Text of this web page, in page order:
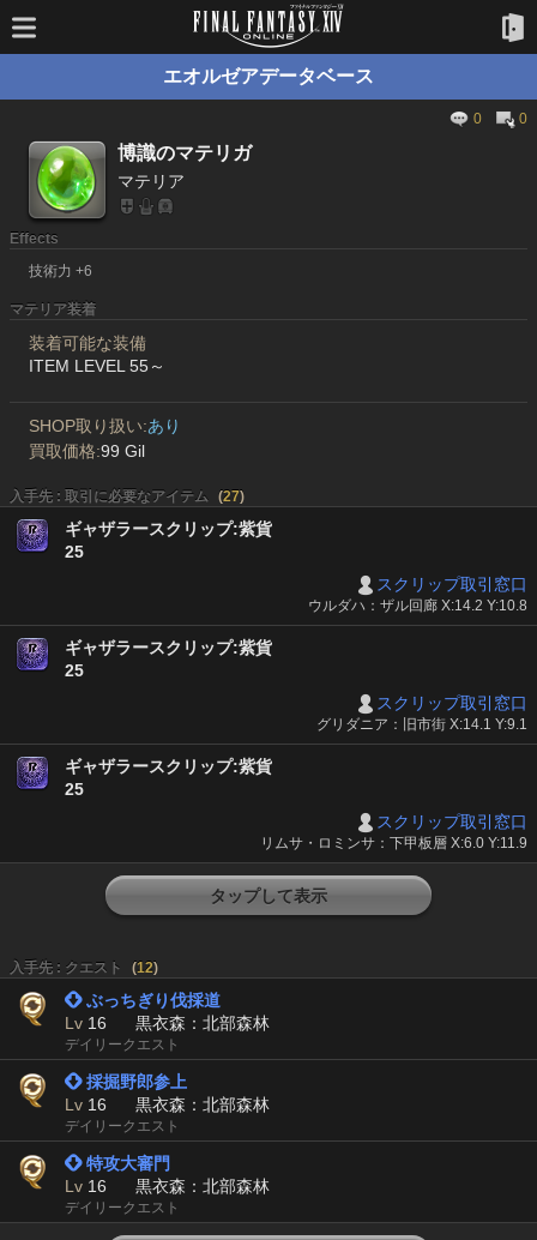
エオルゼアデータベース
0 0
博識のマテリガ
マテリア
Effects
技術力 +6
マテリア装着
装着可能な装備
ITEM LEVEL 55～
SHOP取り扱い:あり
買取価格:99 Gil
入手先 : 取引に必要なアイテム (27)
ギャザラースクリップ:紫貨
25
スクリップ取引窓口
ウルダハ：ザル回廊 X:14.2 Y:10.8
ギャザラースクリップ:紫貨
25
スクリップ取引窓口
グリダニア：旧市街 X:14.1 Y:9.1
ギャザラースクリップ:紫貨
25
スクリップ取引窓口
リムサ・ロミンサ：下甲板層 X:6.0 Y:11.9
タップして表示
入手先 : クエスト (12)
 ぶっちぎり伐採道
Lv 16 黒衣森：北部森林
デイリークエスト
 採掘野郎参上
Lv 16 黒衣森：北部森林
デイリークエスト
 特攻大審門
Lv 16 黒衣森：北部森林
デイリークエスト